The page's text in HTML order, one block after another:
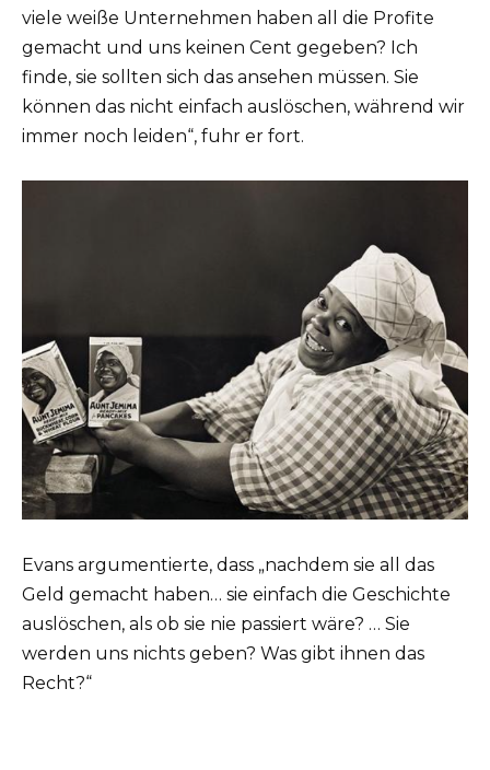
viele weiße Unternehmen haben all die Profite
gemacht und uns keinen Cent gegeben? Ich
finde, sie sollten sich das ansehen müssen. Sie
können das nicht einfach auslöschen, während wir
immer noch leiden“, fuhr er fort.
Evans argumentierte, dass „nachdem sie all das
Geld gemacht haben… sie einfach die Geschichte
auslöschen, als ob sie nie passiert wäre? … Sie
werden uns nichts geben? Was gibt ihnen das
Recht?“